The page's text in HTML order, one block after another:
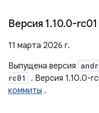
Версия 1.10.0-rc01
11 марта 2026 г.
Выпущена версия
rc01
. Версия 1.10.0-
коммиты .